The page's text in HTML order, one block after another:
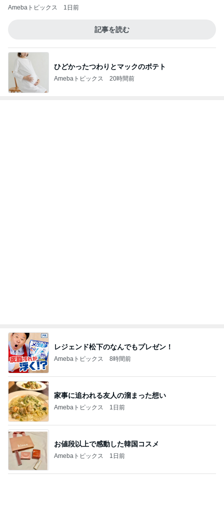
Amebaトピックス 1日前
記事を読む
ひどかったつわりとマックのポテト
Amebaトピックス 20時間前
小原正子 子供と初めてのプール